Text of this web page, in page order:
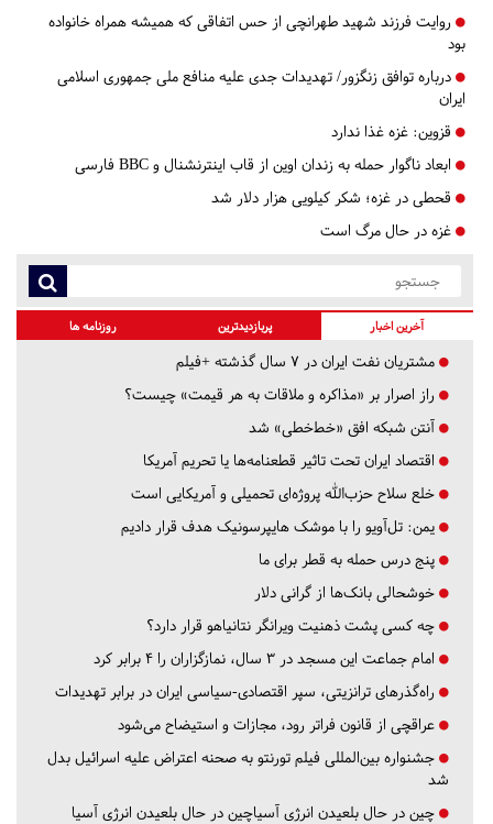
روایت فرزند شهید طهرانچی از حس اتفاقی که همیشه همراه خانواده
بود
درباره توافق زنگزور/ تهدیدات جدی علیه منافع ملی جمهوری اسلامی
ایران
قزوین: غزه غذا ندارد
ابعاد ناگوار حمله به زندان اوین از قاب اینترنشنال و BBC فارسی
قحطی در غزه؛ شکر کیلویی هزار دلار شد
غزه در حال مرگ است
آخرین اخبار پربازدیدترین روزنامه ها
مشتریان نفت ایران در ۷ سال گذشته +فیلم
راز اصرار بر «مذاکره و ملاقات به هر قیمت» چیست؟
آنتن شبکه افق «خط‌خطی» شد
اقتصاد ایران تحت تاثیر قطعنامه‌ها یا تحریم‌ آمریکا
خلع سلاح حزب‌الله پروژه‌ای تحمیلی و آمریکایی است
یمن: تل‌آویو را با موشک هایپرسونیک هدف قرار دادیم
پنج درس‌ حمله به قطر برای ما
خوشحالی بانک‌ها از گرانی دلار
چه کسی پشت ذهنیت ویرانگر نتانیاهو قرار دارد؟
امام جماعت این مسجد در ۳ سال، نمازگزاران را ۴ برابر کرد
راه‌گذرهای ترانزیتی، سپر اقتصادی-سیاسی ایران در برابر تهدیدات
عراقچی از قانون فراتر رود، مجازات و استیضاح می‌شود
جشنواره بین‌المللی فیلم تورنتو به صحنه اعتراض علیه اسرائیل بدل
شد
چین در حال بلعیدن انرژی آسیاچین در حال بلعیدن انرژی آسیا